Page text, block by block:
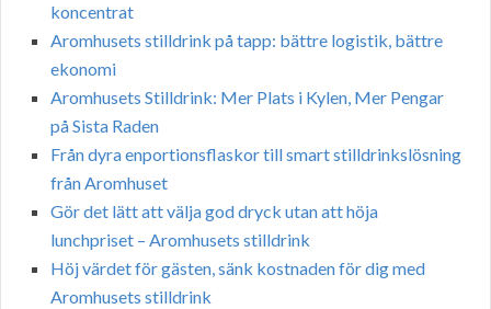
koncentrat
Aromhusets stilldrink på tapp: bättre logistik, bättre
ekonomi
Aromhusets Stilldrink: Mer Plats i Kylen, Mer Pengar
på Sista Raden
Från dyra enportionsflaskor till smart stilldrinkslösning
från Aromhuset
Gör det lätt att välja god dryck utan att höja
lunchpriset – Aromhusets stilldrink
Höj värdet för gästen, sänk kostnaden för dig med
Aromhusets stilldrink